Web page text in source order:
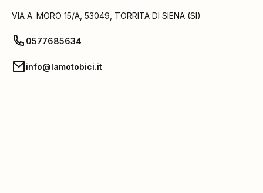
VIA A. MORO 15/A 53049 TORRITA DI SIENA (SI)
0577685634
info@lamotobici.it